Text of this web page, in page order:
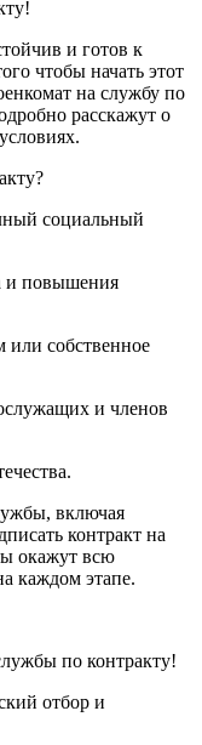
и готов к
чтобы начать этот
на службу по
расскажут о
социальный
и повышения
собственное
и членов
включая
контракт на
окажут всю
каждом этапе.
по контракту!
отбор и